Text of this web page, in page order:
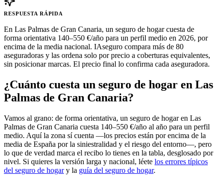
RESPUESTA RÁPIDA
En Las Palmas de Gran Canaria, un seguro de hogar cuesta de
forma orientativa 140–550 €/año para un perfil medio en 2026, por
encima de la media nacional. IAseguro compara más de 80
aseguradoras y las ordena solo por precio a coberturas equivalentes,
sin posicionar marcas. El precio final lo confirma cada aseguradora.
¿Cuánto cuesta un seguro de hogar en Las
Palmas de Gran Canaria?
Vamos al grano: de forma orientativa, un seguro de hogar en Las
Palmas de Gran Canaria cuesta 140–550 €/año al año para un perfil
medio. Aquí la zona sí cuenta —los precios están por encima de la
media de España por la siniestralidad y el riesgo del entorno—, pero
lo que de verdad marca el recibo lo tienes en la tabla, desglosado por
nivel. Si quieres la versión larga y nacional, léete los errores típicos
del seguro de hogary la guía del seguro de hogar.